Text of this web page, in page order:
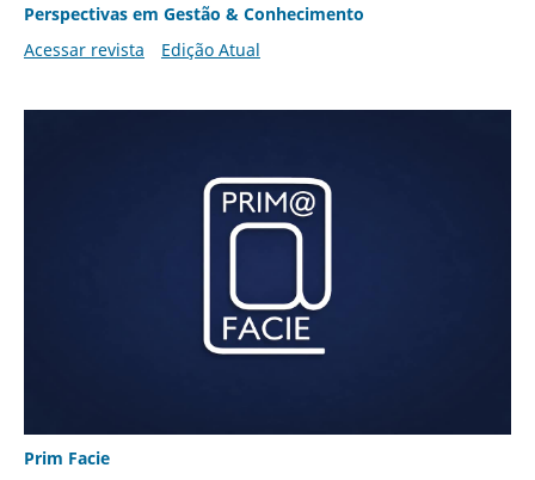
Perspectivas em Gestão & Conhecimento
Acessar revista
Edição Atual
Prim Facie